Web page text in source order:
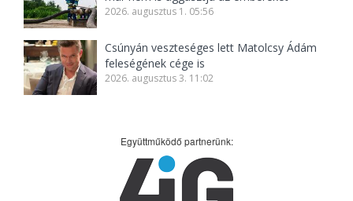
2026. augusztus 1. 05:56
Csúnyán veszteséges lett Matolcsy Ádám
feleségének cége is
2026. augusztus 3. 11:02
Együttműködő partnerünk: